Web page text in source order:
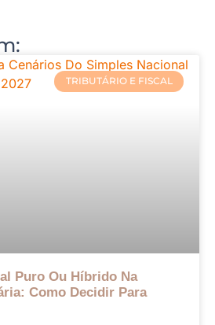
TRIBUTÁRIO E FISCAL
Puro Ou Híbrido Na
Como Decidir Para